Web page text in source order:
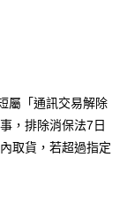
屬「通訊交易解除
，排除消保法7日
取貨，若超過指定